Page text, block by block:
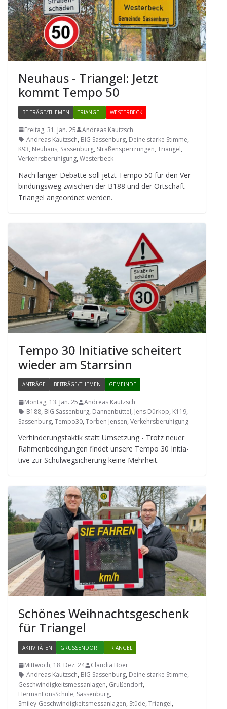
Neu­haus - Tri­an­gel: Jetzt
kommt Tempo 50
BEITRÄGE/THEMEN TRIANGEL WESTERBECK
Freitag, 31. Jan. 25
Andreas Kautzsch
Andreas Kautzsch, BIG Sassenburg, Deine starke Stimme,
K93, Neuhaus, Sassenburg, Straßensperrrungen, Triangel,
Verkehrsberuhigung, Westerbeck
Nach lan­ger Debatte soll jetzt Tempo 50 für den Ver­
bin­dungs­weg zwi­schen der B188 und der Ort­schaft
Tri­an­gel ange­ord­net werden.
Tempo 30 Initia­tive schei­tert
wie­der am Starrsinn
ANTRÄGE BEITRÄGE/THEMEN GEMEINDE
Montag, 13. Jan. 25
Andreas Kautzsch
B188, BIG Sassenburg, Dannenbüttel, Jens Dürkop, K119,
Sassenburg, Tempo30, Torben Jensen, Verkehrsberuhigung
Ver­hin­de­rungs­tak­tik statt Umset­zung - Trotz neuer
Rah­men­be­din­gun­gen fin­det unsere Tempo 30 Initia­
tive zur Schul­weg­si­che­rung keine Mehrheit.
Schö­nes Weih­nachts­ge­schenk
für Triangel
AKTIVITÄTEN GRUSSENDORF TRIANGEL
Mittwoch, 18. Dez. 24
Claudia Böer
Andreas Kautzsch, BIG Sassenburg, Deine starke Stimme,
Geschwindigkeitsmessanlagen, Grußendorf,
HermanLönsSchule, Sassenburg,
Smiley-Geschwindigkeitsmessanlagen, Stüde, Triangel,